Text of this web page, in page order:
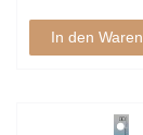
In den